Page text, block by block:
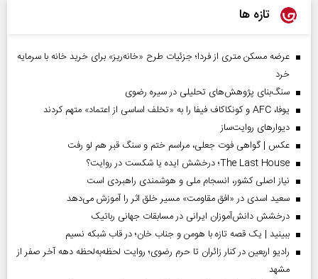
تازه ها
عرضه مسکن متری از فردا؛ جزئیات طرح «خانه‌ریز» برای خرید خانه با سرمایه
خرد
سنگ‌بنای پژوهش‌های تحلیلی در سیره رضوی
یوفا، AFC و کونکاکاف فیفا را به «تخلف اساسی از اعتماد» متهم کردند
دیوارهای روایت‌ساز
عکس | گواهی فوت جعلی، مراسم ختم و سنگ قبر هم لو رفت
The Last House؛ درخشش ایده یا شکست در روایت؟
نیاز اصلی کشور، انسجام ملی و هوشمندی راهبردی است
سعید اسدی در «افق مقاومت» مسیر خلق اثر را آموزش می‌دهد
درخشش دانش‌آموزان ایرانی در مسابقات جهانی رباتیک
ببینید | یک قصه تازه با هومن و جناب‌ خان؛ در قاب شبکه نسیم
رادیو اربعین در کنار زائران تا حرم رضوی؛ روایت لحظه‌به‌لحظه دهه آخر صفر از
مشهد